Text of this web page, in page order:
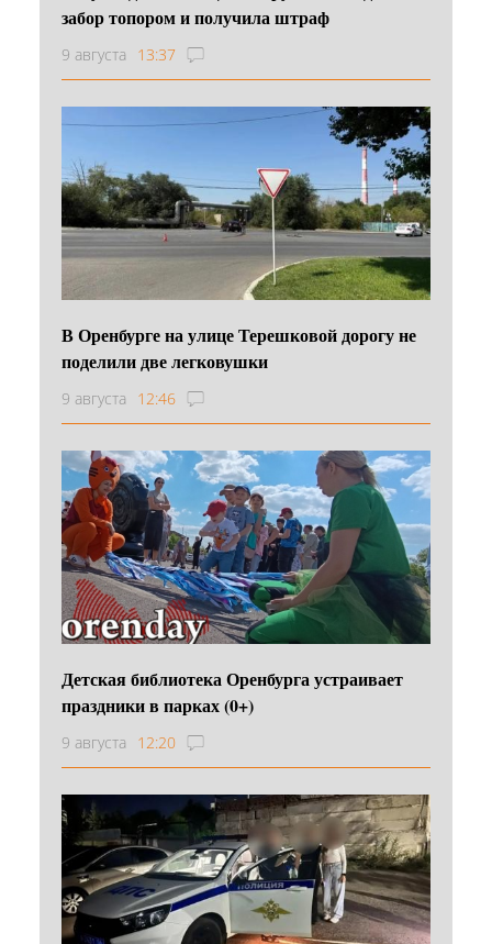
забор топором и получила штраф
9 августа 13:37
В Оренбурге на улице Терешковой дорогу не
поделили две легковушки
9 августа 12:46
Детская библиотека Оренбурга устраивает
праздники в парках (0+)
9 августа 12:20